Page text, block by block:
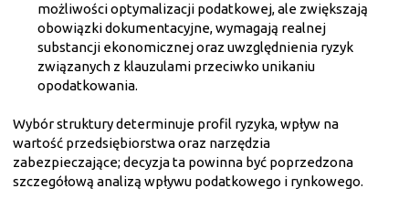
możliwości optymalizacji podatkowej, ale zwiększają
obowiązki dokumentacyjne, wymagają realnej
substancji ekonomicznej oraz uwzględnienia ryzyk
związanych z klauzulami przeciwko unikaniu
opodatkowania.
Wybór struktury determinuje profil ryzyka, wpływ na
wartość przedsiębiorstwa oraz narzędzia
zabezpieczające; decyzja ta powinna być poprzedzona
szczegółową analizą wpływu podatkowego i rynkowego.